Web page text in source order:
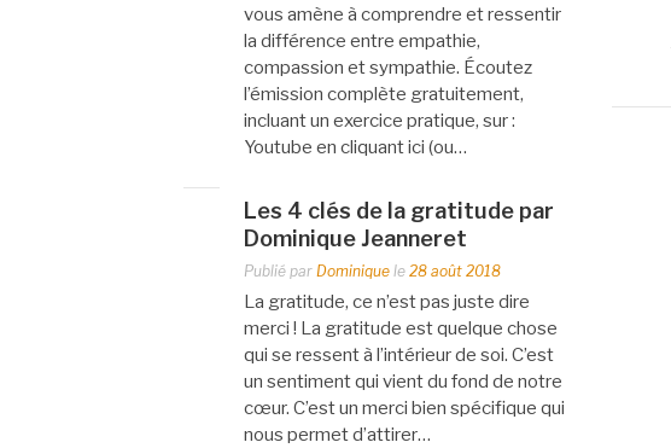
vous amène à comprendre et ressentir
la différence entre empathie,
compassion et sympathie. Écoutez
l’émission complète gratuitement,
incluant un exercice pratique, sur :
Youtube en cliquant ici (ou…
Les 4 clés de la gratitude par
Dominique Jeanneret
Publié par Dominique le 28 août 2018
La gratitude, ce n’est pas juste dire
merci ! La gratitude est quelque chose
qui se ressent à l’intérieur de soi. C’est
un sentiment qui vient du fond de notre
cœur. C’est un merci bien spécifique qui
nous permet d’attirer…